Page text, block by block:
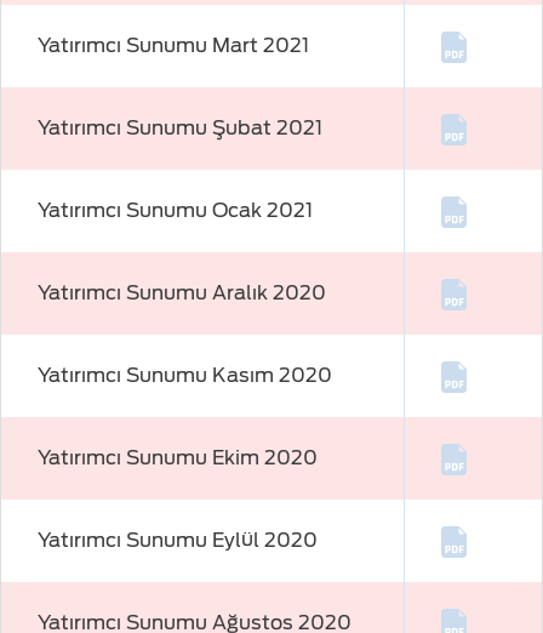
Yatırımcı Sunumu Mart 2021
Yatırımcı Sunumu Şubat 2021
Yatırımcı Sunumu Ocak 2021
Yatırımcı Sunumu Aralık 2020
Yatırımcı Sunumu Kasım 2020
Yatırımcı Sunumu Ekim 2020
Yatırımcı Sunumu Eylül 2020
Yatırımcı Sunumu Ağustos 2020